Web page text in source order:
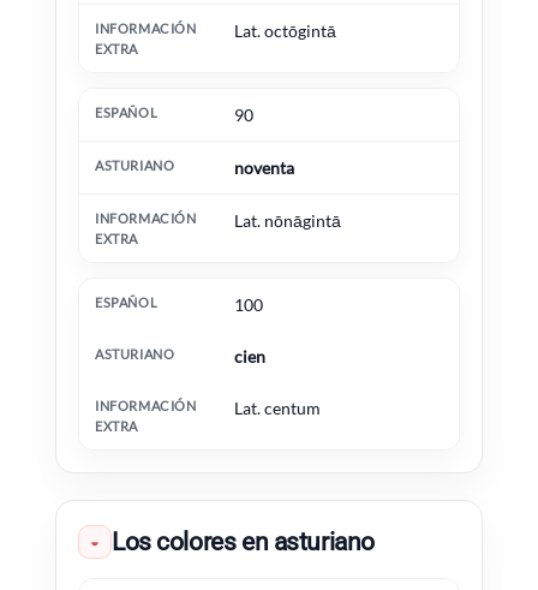
Lat. octōgintā
90
noventa
Lat. nōnāgintā
100
cien
Lat. centum
◒ Los colores en asturiano